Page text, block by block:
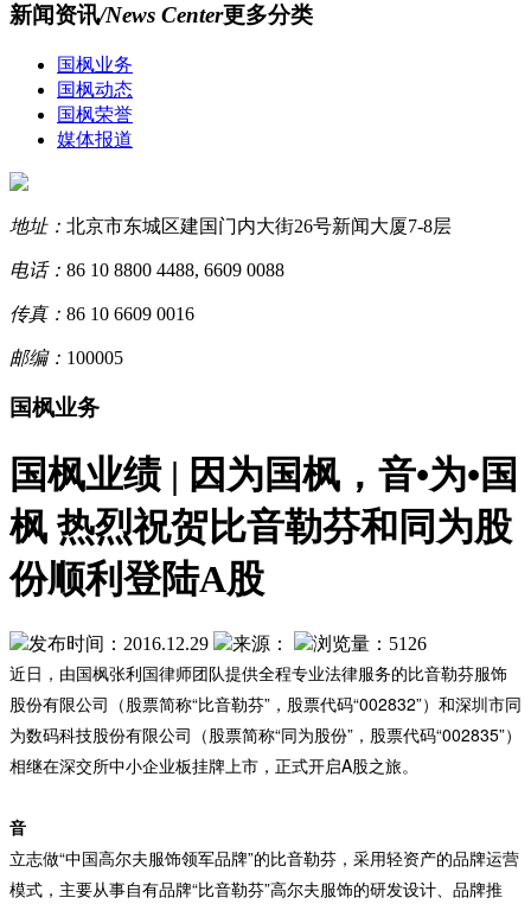
新闻资讯/News Center更多分类
国枫业务
国枫动态
国枫荣誉
媒体报道
地址： 北京市东城区建国门内大街26号新闻大厦7-8层
电话： 86 10 8800 4488, 6609 0088
传真： 86 10 6609 0016
邮编： 100005
国枫业务
国枫业绩 | 因为国枫，音•为•国
枫 热烈祝贺比音勒芬和同为股
份顺利登陆A股
发布时间：2016.12.29 来源： 浏览量：5126
近日，由国枫张利国律师团队提供全程专业法律服务的比音勒芬服饰
股份有限公司（股票简称“比音勒芬”，股票代码“002832”）和深圳市同
为数码科技股份有限公司（股票简称“同为股份”，股票代码“002835”）
相继在深交所中小企业板挂牌上市，正式开启A股之旅。
音
立志做“中国高尔夫服饰领军品牌”的比音勒芬，采用轻资产的品牌运营
模式，主要从事自有品牌“比音勒芬”高尔夫服饰的研发设计、品牌推